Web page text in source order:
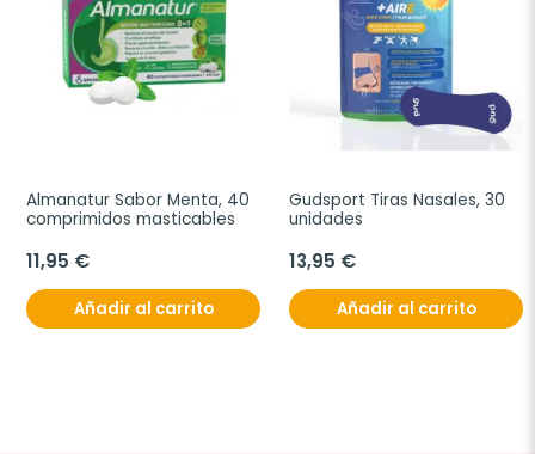
Almanatur Sabor Menta, 40
comprimidos masticables
11,95 €
Añadir al carrito
Gudsport Tiras Nasales, 30
unidades
13,95 €
Añadir al carrito